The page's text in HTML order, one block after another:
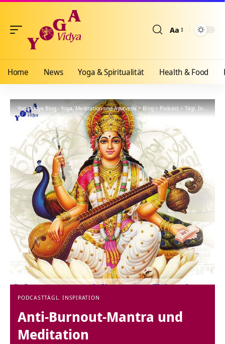
Aa
Home News Yoga & Spiritualität Health & Food
Yoga Vidya Blog - Yoga, Meditation und Ayurveda>Blog>Podcast>Tägl. Inspiration
PODCASTTÄGL. INSPIRATION
Anti-Burnout-Mantra und
Meditation